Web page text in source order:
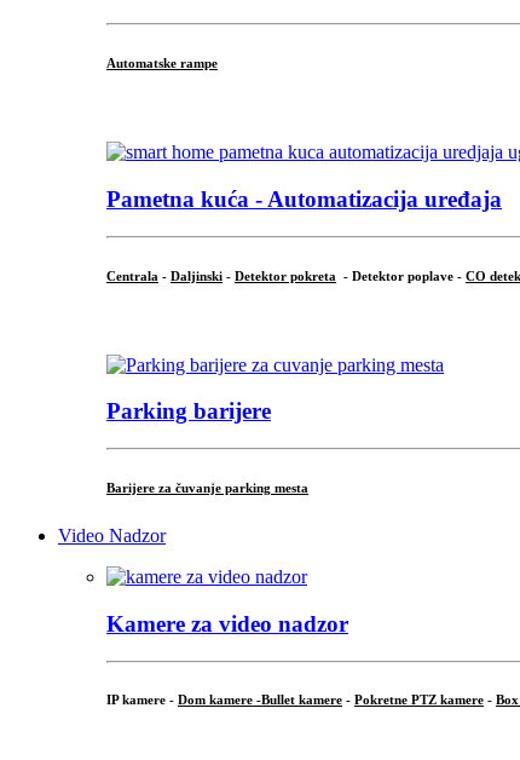
Automatske rampe
Pametna kuća - Automatizacija uređaja
Centrala - Daljinski - Detektor pokreta - Detektor poplave - CO
Parking barijere
Barijere za čuvanje parking mesta
Video Nadzor
Kamere za video nadzor
IP kamere - Dom kamere -Bullet kamere - Pokretne PTZ kamere -